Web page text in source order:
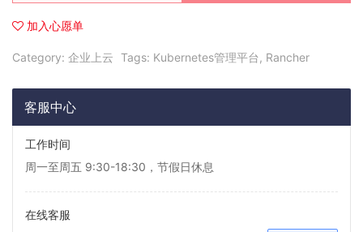
加入心愿单
Category: 企业上云 Tags: Kubernetes管理平台, Rancher
客服中心
工作时间
周一至周五 9:30-18:30，节假日休息
在线客服